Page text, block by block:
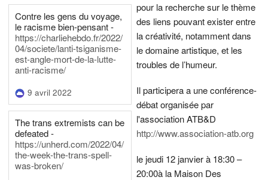
Contre les gens du voyage,
le racisme bien-pensant -
https://charliehebdo.fr/2022/
04/societe/lanti-tsiganisme-
est-angle-mort-de-la-lutte-
anti-racisme/
9 avril 2022
The trans extremists can be
defeated -
https://unherd.com/2022/04/
the-week-the-trans-spell-
was-broken/
pour la recherche sur le thème
des liens pouvant exister entre
la créativité, notamment dans
le domaine artistique, et les
troubles de l’humeur.
Il participera a une conférence-
débat organisée par
l'association ATB&D
http://www.association-atb.org
le jeudi 12 janvier à 18:30 –
20:00à la Maison Des